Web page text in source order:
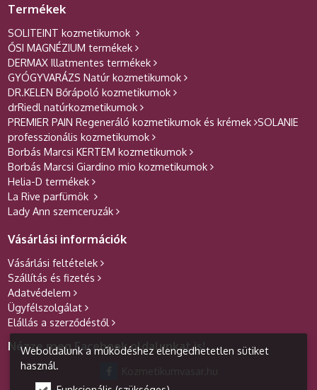
Termékek
SOLITEINT kozmetikumok
ŐSI MAGNÉZIUM termékek
DERMAX Illatmentes termékek
GYÓGYVARÁZS Natúr kozmetikumok
DR.KELEN Bőrápoló kozmetikumok
drRiedl natúrkozmetikumok
PREMIER PAIN Regeneráló kozmetikumok és krémek SOLANIE
professzionális kozmetikumok
Borbás Marcsi KERTEM kozmetikumok
Borbás Marcsi Giardino mio kozmetikumok
Helia-D termékek
La Rive parfümök
Lady Ann szemceruzák
Vásárlási információk
Vásárlási feltételek
Szállítás és fizetés
Adatvédelem
Ügyfélszolgálat
Elállás a szerződéstől
Nézze meg Facebook oldalunkat is!
Weboldalunk a működéshez elengedhetetlen sütiket
használ.